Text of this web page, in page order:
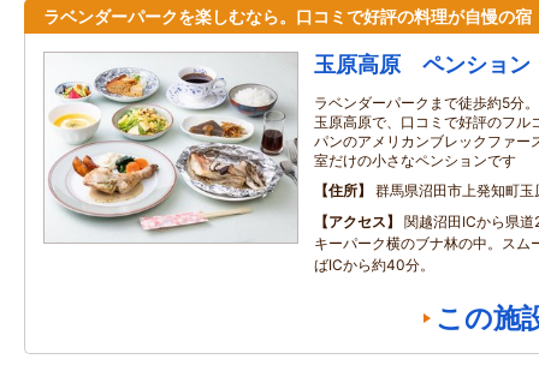
ラベンダーパークを楽しむなら。口コミで好評の料理が自慢の宿
玉原高原 ペンショ
ラベンダーパークまで徒歩約5分
玉原高原で、口コミで好評のフル
パンのアメリカンブレックファー
室だけの小さなペンションです
住所
群馬県沼田市上発知町
アクセス
関越沼田ICから県
キーパーク横のブナ林の中。スム
ばICから約40分。
この施